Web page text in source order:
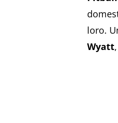
loro.
Wyatt